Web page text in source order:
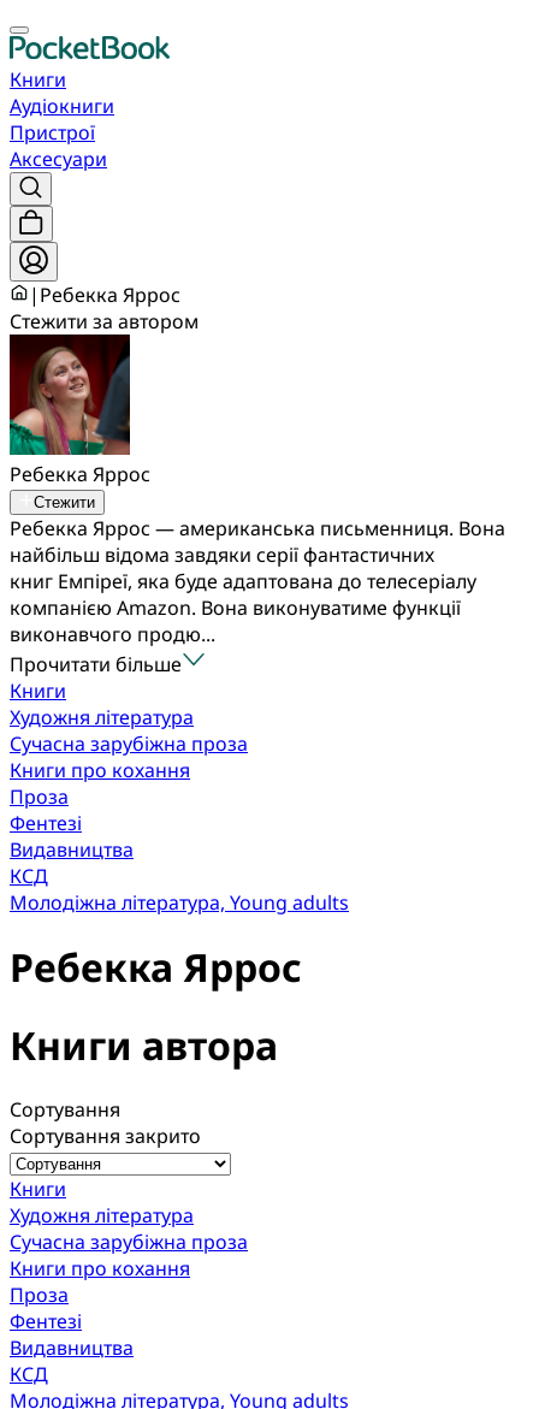
Книги
Аудіокниги
Пристрої
Аксесуари
| Ребекка Яррос
Стежити за автором
Ребекка Яррос
Стежити
Ребекка Яррос — американська письменниця. Вона
найбільш відома завдяки серії фантастичних
книг Емпіреї, яка буде адаптована до телесеріалу
компанією Amazon. Вона виконуватиме функції
виконавчого продю...
Прочитати більше
Книги
Художня література
Сучасна зарубіжна проза
Книги про кохання
Проза
Фентезі
Видавництва
КСД
Молодіжна література, Young adults
Ребекка Яррос
Книги автора
Сортування
Сортування закрито
Книги
Художня література
Сучасна зарубіжна проза
Книги про кохання
Проза
Фентезі
Видавництва
КСД
Молодіжна література, Young adults